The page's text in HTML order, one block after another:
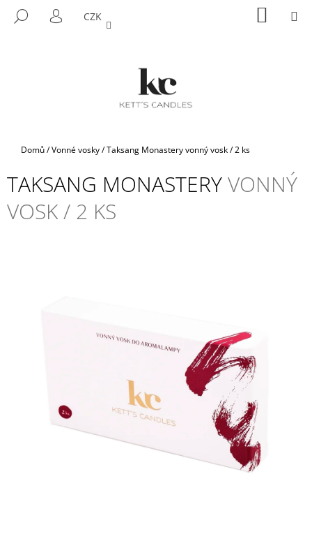
HLEDAT
PŘIHLÁŠENÍ
CZK KOŠÍK
Domů/Vonné vosky/Taksang Monasteryvonný vosk / 2 ks
TAKSANG MONASTERYVONNÝ
VOSK / 2 KS
T
E
B
U